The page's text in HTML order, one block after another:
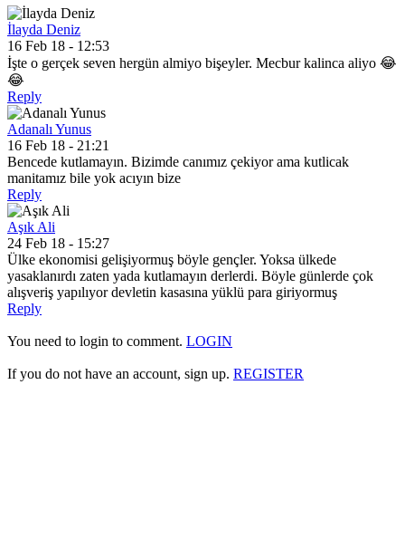
İlayda Deniz
16 Feb 18 - 12:53
İşte o gerçek seven hergün almiyo bişeyler. Mecbur kalinca aliyo 😂
😂
Reply
Adanalı Yunus
16 Feb 18 - 21:21
Bencede kutlamayın. Bizimde canımız çekiyor ama kutlicak
manitamız bile yok acıyın bize
Reply
Aşık Ali
24 Feb 18 - 15:27
Ülke ekonomisi gelişiyormuş böyle gençler. Yoksa ülkede
yasaklanırdı zaten yada kutlamayın derlerdi. Böyle günlerde çok
alışveriş yapılıyor devletin kasasına yüklü para giriyormuş
Reply
You need to login to comment. LOGIN
If you do not have an account, sign up. REGISTER